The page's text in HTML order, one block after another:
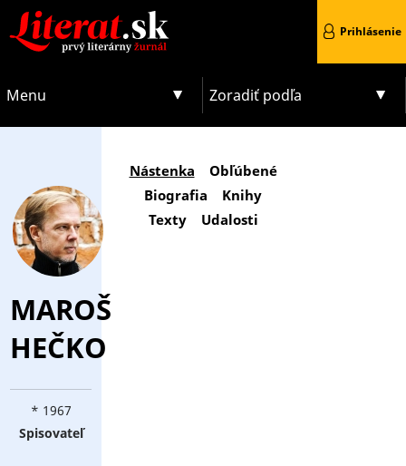
Menu Zoradiť podľa
Prihlásenie
MAROŠ
HEČKO
* 1967
Spisovateľ
Nástenka
Obľúbené
Biografia
Knihy
Texty
Udalosti